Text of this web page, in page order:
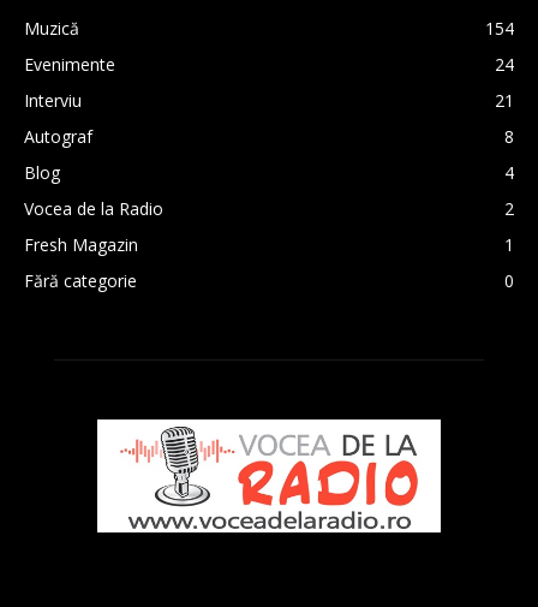
Muzică
154
Evenimente
24
Interviu
21
Autograf
8
Blog
4
Vocea de la Radio
2
Fresh Magazin
1
Fără categorie
0